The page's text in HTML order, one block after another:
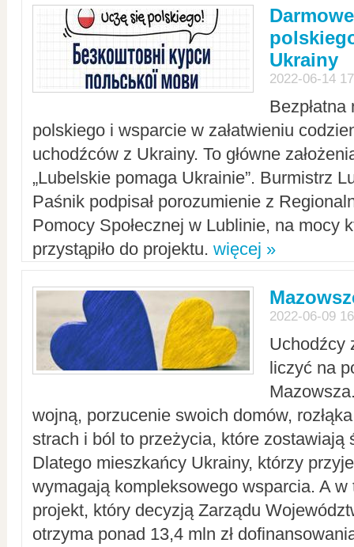
Ukrainy
2022-06-14
polskiego i wsparcie w załatwieniu
uchodźców z Ukrainy. To główne
„Lubelskie pomaga Ukrainie”. Burmistrz
Paśnik podpisał porozumienie z
Pomocy Społecznej w Lublinie, na mocy
przystąpiło do projektu. więcej »
2022-06-09
Uchodźcy
liczyć na
wojną, porzucenie swoich domów,
strach i ból to przeżycia, które zostawiają
Dlatego mieszkańcy Ukrainy, którzy
wymagają kompleksowego wsparcia. A w
projekt, który decyzją Zarządu
otrzyma ponad 13,4 mln zł